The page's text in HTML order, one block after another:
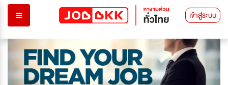
เข้าสู่ระบบ